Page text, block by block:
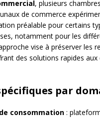
, plusieurs chambres
de commerce
préalable pour certains
notamment pour les
vise à préserver les
des solutions rapides
par
consommation :